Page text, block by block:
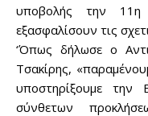
υποβολής την
εξασφαλίσουν τις
‘Όπως δήλωσε ο
Τσακίρης,
υποστηρίξουμε την
σύνθετων